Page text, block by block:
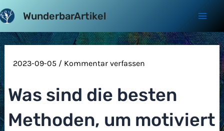
Zum
Inhalt
springen
WunderbarArtikel
2023-09-05 / Kommentar verfassen
Was sind die besten
Methoden, um motiviert